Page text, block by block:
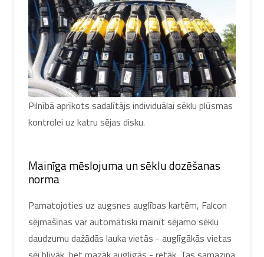
Pilnībā aprīkots sadalītājs individuālai sēklu plūsmas
kontrolei uz katru sējas disku.
Mainīga mēslojuma un sēklu dozēšanas
norma
Pamatojoties uz augsnes auglības kartēm, Falcon
sējmašīnas var automātiski mainīt sējamo sēklu
daudzumu dažādās lauka vietās - auglīgākās vietas